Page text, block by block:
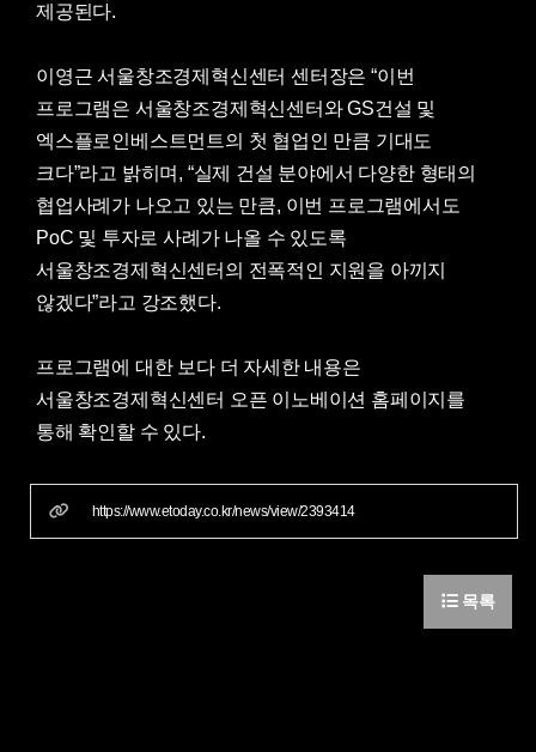
제공된다.
이영근 서울창조경제혁신센터 센터장은 “이번
프로그램은 서울창조경제혁신센터와 GS건설 및
엑스플로인베스트먼트의 첫 협업인 만큼 기대도
크다”라고 밝히며, “실제 건설 분야에서 다양한 형태의
협업사례가 나오고 있는 만큼, 이번 프로그램에서도
PoC 및 투자로 사례가 나올 수 있도록
서울창조경제혁신센터의 전폭적인 지원을 아끼지
않겠다”라고 강조했다.
프로그램에 대한 보다 더 자세한 내용은
서울창조경제혁신센터 오픈 이노베이션 홈페이지를
통해 확인할 수 있다.
https://www.etoday.co.kr/news/view/2393414
목록